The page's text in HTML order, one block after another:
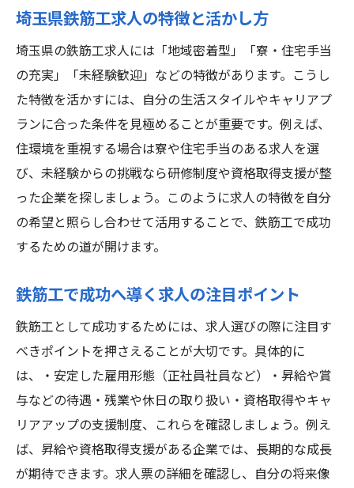
埼玉県鉄筋工求人の特徴と活かし方
埼玉県の鉄筋工求人には「地域密着型」「寮・住宅手当
の充実」「未経験歓迎」などの特徴があります。こうし
た特徴を活かすには、自分の生活スタイルやキャリアプ
ランに合った条件を見極めることが重要です。例えば、
住環境を重視する場合は寮や住宅手当のある求人を選
び、未経験からの挑戦なら研修制度や資格取得支援が整
った企業を探しましょう。このように求人の特徴を自分
の希望と照らし合わせて活用することで、鉄筋工で成功
するための道が開けます。
鉄筋工で成功へ導く求人の注目ポイント
鉄筋工として成功するためには、求人選びの際に注目す
べきポイントを押さえることが大切です。具体的に
は、・安定した雇用形態（正社員社員など）・昇給や賞
与などの待遇・残業や休日の取り扱い・資格取得やキャ
リアアップの支援制度、これらを確認しましょう。例え
ば、昇給や資格取得支援がある企業では、長期的な成長
が期待できます。求人票の詳細を確認し、自分の将来像